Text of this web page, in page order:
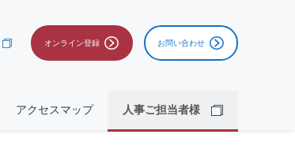
オンライン登録 お問い合わせ
アクセスマップ 人事ご担当者様